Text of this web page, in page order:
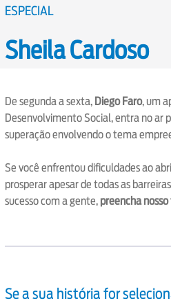
ESPECIAL
Sheila Cardoso
De segunda a sexta, Diego Faro, um
Desenvolvimento Social, entra no ar
superação envolvendo o tema
Se você enfrentou dificuldades ao
prosperar apesar de todas as
sucesso com a gente, preencha
Se a sua história for